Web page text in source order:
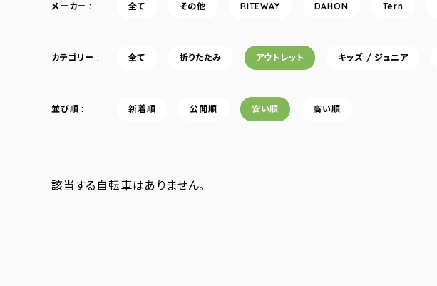
メーカー 全て その他 RITEWAY DAHON Tern
カテゴリー 全て 折りたたみ アウトレット キッズ / ジュニア
並び順 新着順 公開順 安い順 高い順
該当する自転車はありません。